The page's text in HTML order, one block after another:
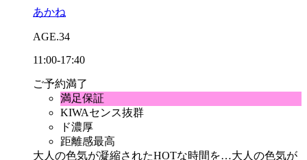
あかね
AGE.34
11:00-17:40
ご予約満了
満足保証
KIWAセンス抜群
ド濃厚
距離感最高
大人の色気が凝縮されたHOTな時間を…大人の色気が